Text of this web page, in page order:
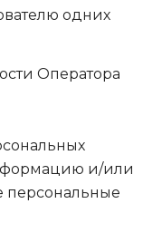
одних
Оператора
и/или
персональные